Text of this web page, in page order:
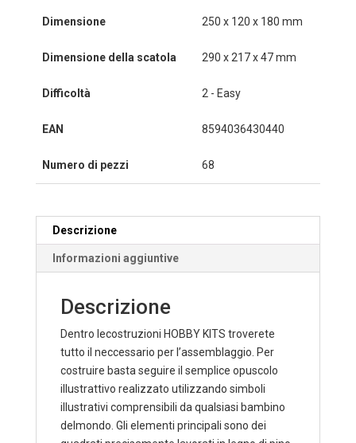
Dimensione 250 x 120 x 180 mm
Dimensione della scatola 290 x 217 x 47 mm
Difficoltà 2 - Easy
EAN 8594036430440
Numero di pezzi 68
Descrizione
Informazioni aggiuntive
Descrizione
Dentro lecostruzioni HOBBY KITS troverete
tutto il neccessario per l’assemblaggio. Per
costruire basta seguire il semplice opuscolo
illustrattivo realizzato utilizzando simboli
illustrativi comprensibili da qualsiasi bambino
delmondo. Gli elementi principali sono dei